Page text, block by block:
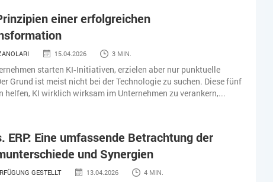
einer erfolgreichen
15.04.2026 3 MIN.
starten KI‑Initiativen, erzielen aber nur punktuelle
Grund ist meist nicht bei der Technologie zu suchen. Diese fünf
helfen, KI wirklich wirksam im Unternehmen zu verankern,...
ERP: Eine umfassende Betrachtung der
und Synergien
GESTELLT 13.04.2026 4 MIN.